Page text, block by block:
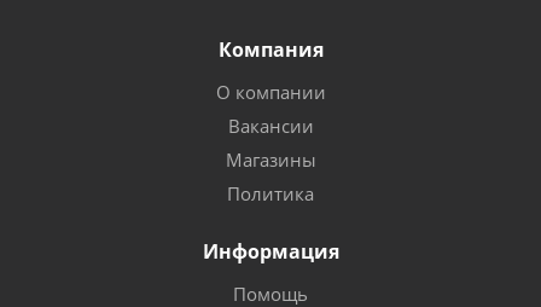
Компания
О компании
Вакансии
Магазины
Политика
Информация
Помощь